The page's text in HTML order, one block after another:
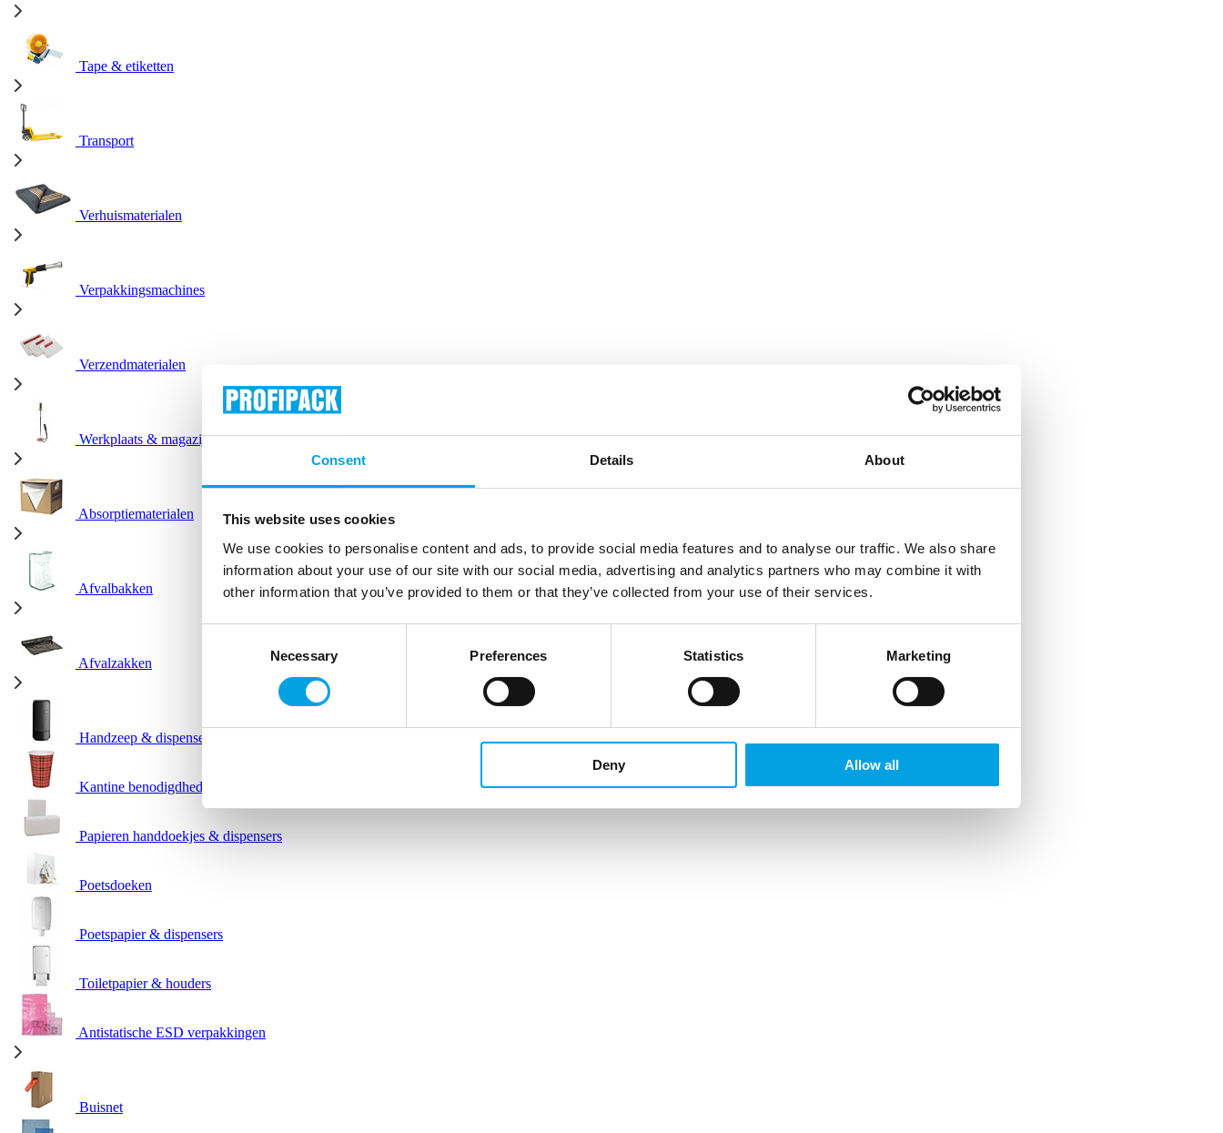
Consent Details About
This website uses cookies
We use cookies to personalise content and ads, to provide social media features and to analyse our traffic. We also share
information about your use of our site with our social media, advertising and analytics partners who may combine it with
other information that you’ve provided to them or that they’ve collected from your use of their services.
Necessary Preferences Statistics Marketing
Deny Allow all
Tape & etiketten
Transport
Verhuismaterialen
Verpakkingsmachines
Verzendmaterialen
Werkplaats & magazijn
Absorptiematerialen
Afvalbakken
Afvalzakken
Handzeep & dispensers
Kantine benodigdheden
Papieren handdoekjes & dispensers
Poetsdoeken
Poetspapier & dispensers
Toiletpapier & houders
Antistatische ESD verpakkingen
Buisnet